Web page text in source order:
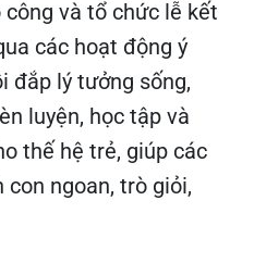
công và tổ chức lễ kết
các hoạt động ý
đắp lý tưởng sống,
luyện, học tập và
thế hệ trẻ, giúp các
ngoan, trò giỏi,